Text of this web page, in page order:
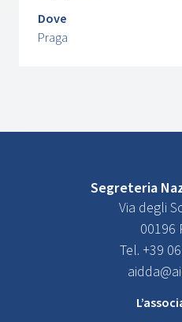
Dove
Praga
Segreteria
Via degli
00196
Tel. +39